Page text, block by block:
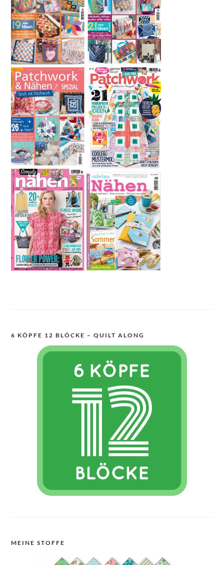
6 KÖPFE 12 BLÖCKE – QUILT ALONG
MEINE STOFFE